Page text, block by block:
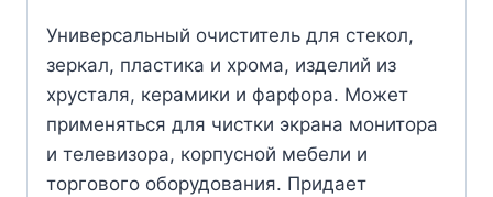
Универсальный очиститель для стекол,
зеркал, пластика и хрома, изделий из
хрусталя, керамики и фарфора. Может
применяться для чистки экрана монитора
и телевизора, корпусной мебели и
торгового оборудования. Придает